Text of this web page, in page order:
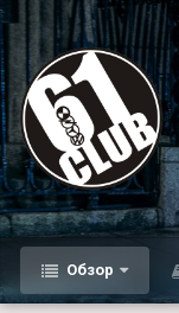
Обзор